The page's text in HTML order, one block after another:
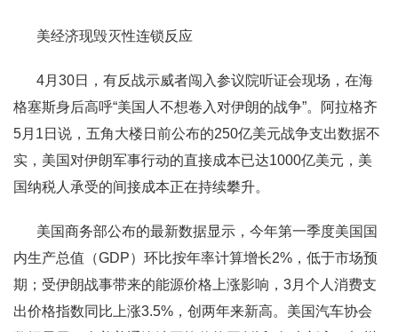
美经济现毁灭性连锁反应
4月30日，有反战示威者闯入参议院听证会现场，在海
格塞斯身后高呼“美国人不想卷入对伊朗的战争”。阿拉格齐
5月1日说，五角大楼日前公布的250亿美元战争支出数据不
实，美国对伊朗军事行动的直接成本已达1000亿美元，美
国纳税人承受的间接成本正在持续攀升。
美国商务部公布的最新数据显示，今年第一季度美国国
内生产总值（GDP）环比按年率计算增长2%，低于市场预
期；受伊朗战事带来的能源价格上涨影响，3月个人消费支
出价格指数同比上涨3.5%，创两年来新高。美国汽车协会